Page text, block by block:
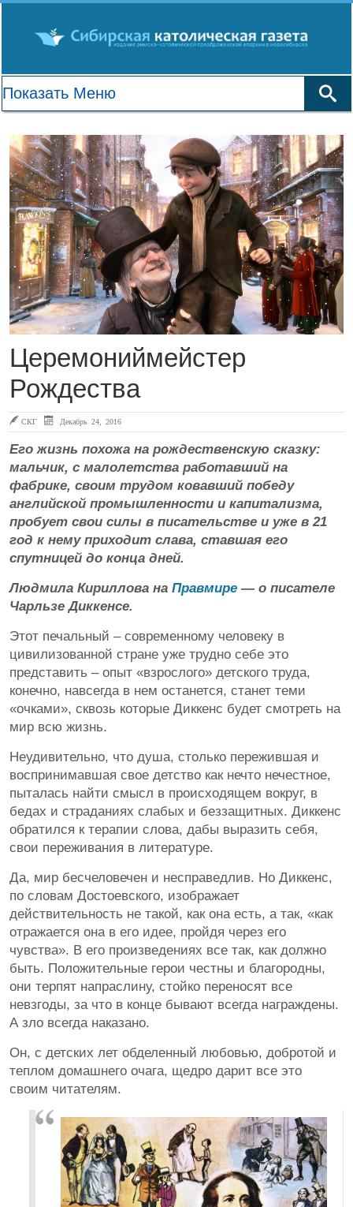
Церемониймейстер
Рождества
СКГ Декабрь 24, 2016
Его жизнь похожа на рождественскую сказку:
мальчик, с малолетства работавший на
фабрике, своим трудом ковавший победу
английской промышленности и капитализма,
пробует свои силы в писательстве и уже в 21
год к нему приходит слава, ставшая его
спутницей до конца дней.
Людмила Кириллова на Правмире — о писателе
Чарльзе Диккенсе.
Этот печальный – современному человеку в
цивилизованной стране уже трудно себе это
представить – опыт «взрослого» детского труда,
конечно, навсегда в нем останется, станет теми
«очками», сквозь которые Диккенс будет смотреть на
мир всю жизнь.
Неудивительно, что душа, столько пережившая и
воспринимавшая свое детство как нечто нечестное,
пыталась найти смысл в происходящем вокруг, в
бедах и страданиях слабых и беззащитных. Диккенс
обратился к терапии слова, дабы выразить себя,
свои переживания в литературе.
Да, мир бесчеловечен и несправедлив. Но Диккенс,
по словам Достоевского, изображает
действительность не такой, как она есть, а так, «как
отражается она в его идее, пройдя через его
чувства». В его произведениях все так, как должно
быть. Положительные герои честны и благородны,
они терпят напраслину, стойко переносят все
невзгоды, за что в конце бывают всегда награждены.
А зло всегда наказано.
Он, с детских лет обделенный любовью, добротой и
теплом домашнего очага, щедро дарит все это
своим читателям.